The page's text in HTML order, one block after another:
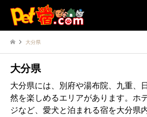
大分県
大分県
大分県には、別府や湯布院、九重、
然を楽しめるエリアがあります。ホ
ジなど、愛犬と泊まれる宿を大分県